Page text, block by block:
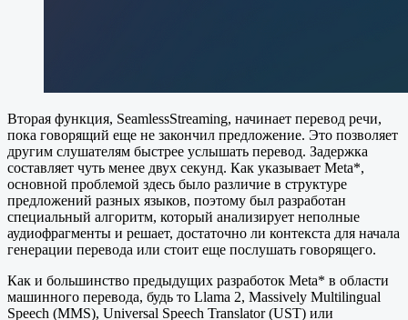
Вторая функция, SeamlessStreaming, начинает перевод речи,
пока говорящий еще не закончил предложение. Это позволяет
другим слушателям быстрее услышать перевод. Задержка
составляет чуть менее двух секунд. Как указывает Meta*,
основной проблемой здесь было различие в структуре
предложений разных языков, поэтому был разработан
специальный алгоритм, который анализирует неполные
аудиофрагменты и решает, достаточно ли контекста для начала
генерации перевода или стоит еще послушать говорящего.
Как и большинство предыдущих разработок Meta* в области
машинного перевода, будь то Llama 2, Massively Multilingual
Speech (MMS), Universal Speech Translator (UST) или